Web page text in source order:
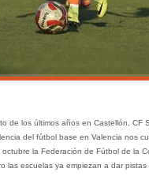
de los últimos años en Castellón,
del fútbol base en Valencia nos
la Federación de Fútbol de la
las escuelas ya empiezan a dar